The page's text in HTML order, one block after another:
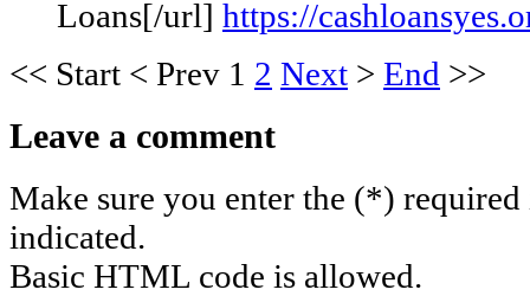
Loans[/url] https://
<< Start < Prev 1 2 Next > End >>
Leave a comment
Make sure you enter the (*)
indicated.
Basic HTML code is allowed.